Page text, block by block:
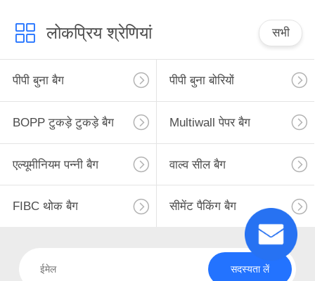
लोकप्रिय श्रेणियां सभी
पीपी बुना बैग पीपी बुना बोरियों
BOPP टुकड़े टुकड़े बैग Multiwall पेपर बैग
एल्यूमीनियम पन्नी बैग वाल्व सील बैग
FIBC थोक बैग सीमेंट पैकिंग बैग
सदस्यता लें